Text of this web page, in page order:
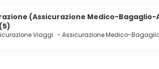
в ресторан, обслуживающий гостей
(Assicurazione Medico-
Viaggi - Assicurazione Medico-